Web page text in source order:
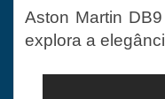
Aston Martin
explora a